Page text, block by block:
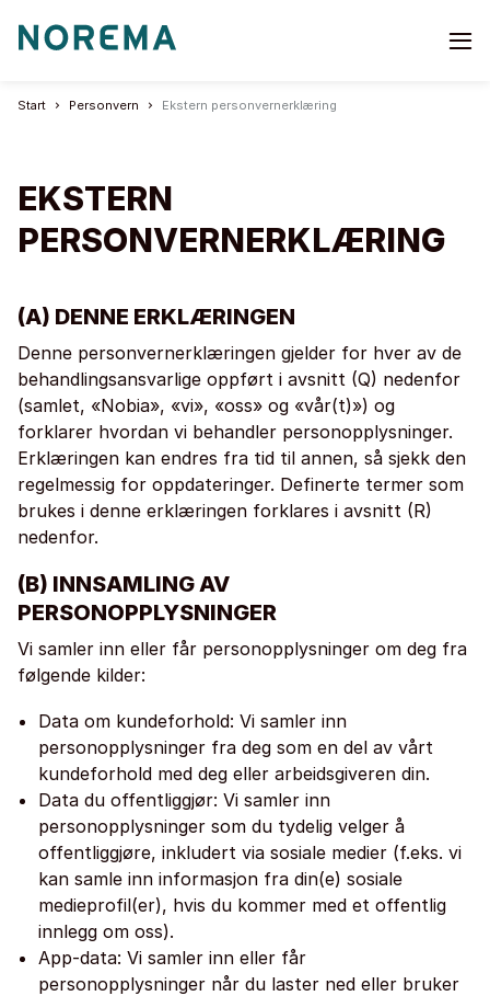
Go
page
Start Personvern Ekstern personvernerklæring
EKSTERN
PERSONVERNERKLÆRING
(A) DENNE ERKLÆRINGEN
Denne personvernerklæringen gjelder for hver av de
behandlingsansvarlige oppført i avsnitt (Q) nedenfor
(samlet, «Nobia», «vi», «oss» og «vår(t)») og
forklarer hvordan vi behandler personopplysninger.
Erklæringen kan endres fra tid til annen, så sjekk den
regelmessig for oppdateringer. Definerte termer som
brukes i denne erklæringen forklares i avsnitt (R)
nedenfor.
(B) INNSAMLING AV
PERSONOPPLYSNINGER
Vi samler inn eller får personopplysninger om deg fra
følgende kilder:
Data om kundeforhold: Vi samler inn
personopplysninger fra deg som en del av vårt
kundeforhold med deg eller arbeidsgiveren din.
Data du offentliggjør: Vi samler inn
personopplysninger som du tydelig velger å
offentliggjøre, inkludert via sosiale medier (f.eks. vi
kan samle inn informasjon fra din(e) sosiale
medieprofil(er), hvis du kommer med et offentlig
innlegg om oss).
App-data: Vi samler inn eller får
personopplysninger når du laster ned eller bruker